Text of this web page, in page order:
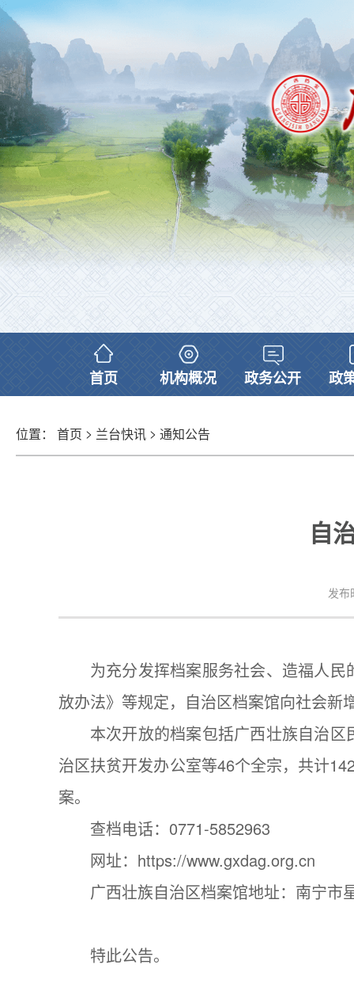
首页 机构概况 政务公开 政
位置： 首页 > 兰台快讯 > 通知公告
自
发布
为充分发挥档案服务社会、造福人
放办法》等规定，自治区档案馆向社会
本次开放的档案包括广西壮族自治
治区扶贫开发办公室等46个全宗，共计
案。
查档电话：0771-5852963
网址：https://www.gxdag.org.cn
广西壮族自治区档案馆地址：南宁市
特此公告。